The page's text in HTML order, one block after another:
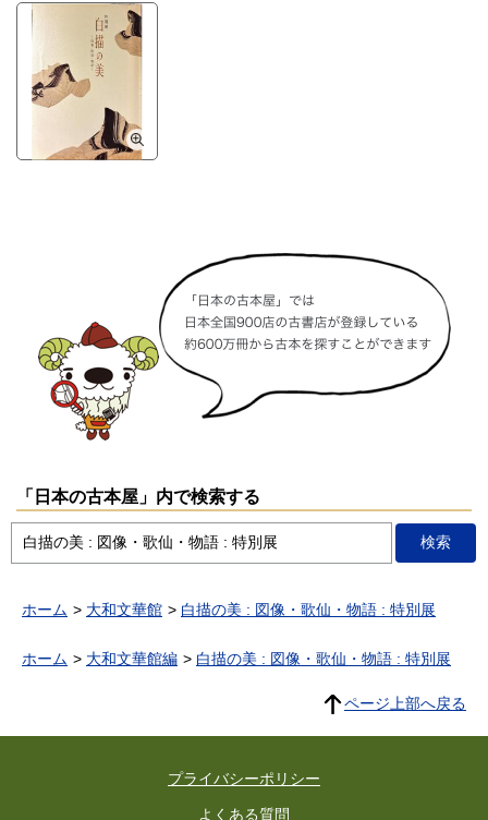
「日本の古本屋」内で検索する
ホーム 大和文華館 白描の美 : 図像・歌仙・物語 : 特別展
ホーム 大和文華館編 白描の美 : 図像・歌仙・物語 : 特別展
ページ上部へ戻る
プライバシーポリシー
よくある質問